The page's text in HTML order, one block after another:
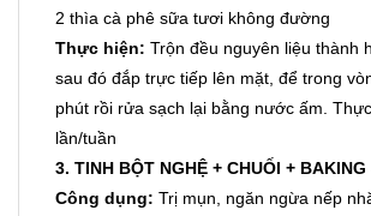
2 thìa cà phê sữa tươi không đường
Thực hiện: Trộn đều nguyên liệu thành
sau đó đắp trực tiếp lên mặt, để trong
phút rồi rửa sạch lại bằng nước ấm.
lần/tuần
3. TINH BỘT NGHỆ + CHUỐI + BAKING
Công dụng: Trị mụn, ngăn ngừa nếp